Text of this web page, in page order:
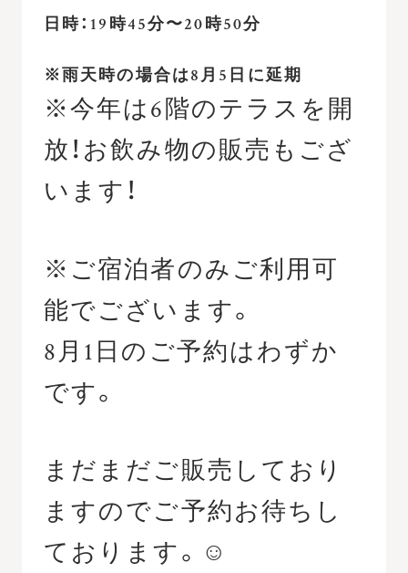
日時：19時45分〜20時50分
※雨天時の場合は8月5日に延期
※今年は6階のテラスを開
放！お飲み物の販売もござ
います！
※ご宿泊者のみご利用可
能でございます。
8月1日のご予約はわずか
です。
まだまだご販売しており
ますのでご予約お待ちし
ております。☺